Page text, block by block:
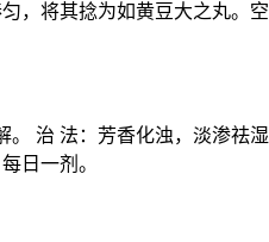
，将其捻为如黄豆大之丸。
治 法：芳香化浊，淡渗祛
日一剂。